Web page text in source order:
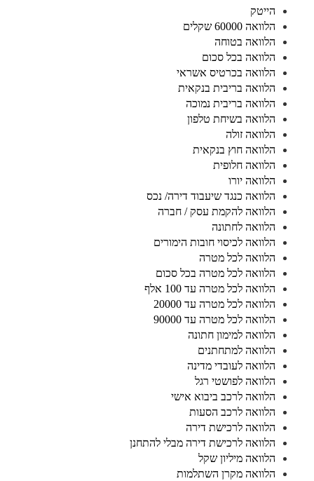
הייטק
הלוואה 60000 שקלים
הלוואה בטוחה
הלוואה בכל סכום
הלוואה בכרטיס אשראי
הלוואה בריבית בנקאית
הלוואה בריבית נמוכה
הלוואה בשיחת טלפון
הלוואה זולה
הלוואה חוץ בנקאית
הלוואה חלופית
הלוואה יורו
הלוואה כנגד שיעבוד דירה/ נכס
הלוואה להקמת עסק / חברה
הלוואה לחתונה
הלוואה לכיסוי חובות הימורים
הלוואה לכל מטרה
הלוואה לכל מטרה בכל סכום
הלוואה לכל מטרה עד 100 אלף
הלוואה לכל מטרה עד 20000
הלוואה לכל מטרה עד 90000
הלוואה למימון חתונה
הלוואה למתחתנים
הלוואה לעובדי מדינה
הלוואה לפושטי רגל
הלוואה לרכב ביבוא אישי
הלוואה לרכב הסעות
הלוואה לרכישת דירה
הלוואה לרכישת דירה מבלי להתחנן
הלוואה מיליון שקל
הלוואה מקרן השתלמות